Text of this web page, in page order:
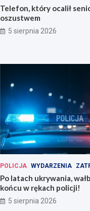
Telefon, który ocalił
oszustwem
5 sierpnia 2026
POLICJA WYDARZENIA
Po latach ukrywania,
końcu w rękach policji!
5 sierpnia 2026